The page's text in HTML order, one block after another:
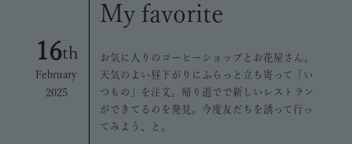
16th
February
2025
My favorite
お気に入りのコーヒーショップとお花屋さん。
天気のよい昼下がりにふらっと立ち寄って「い
つもの」を注文。帰り道でで新しいレストラン
ができてるのを発見。今度友だちを誘って行っ
てみよう、と。